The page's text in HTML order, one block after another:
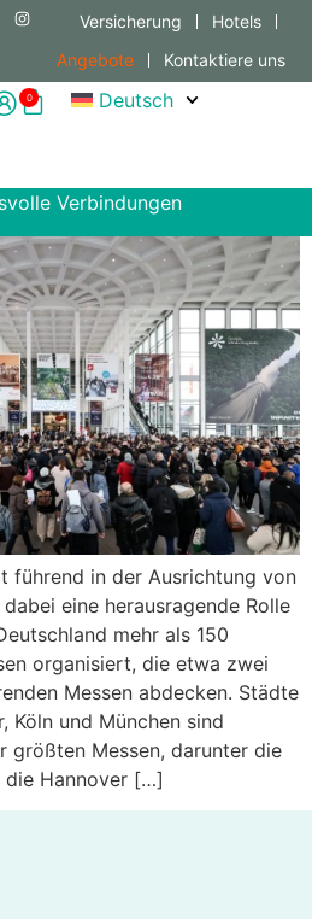
Versicherung
Hotels
Angebote
Kontaktiere uns
0 Deutsch
Verbindungen
führend in der Ausrichtung von
eine herausragende Rolle
mehr als 150
organisiert, die etwa zwei
Messen abdecken. Städte
Köln und München sind
größten Messen, darunter die
die Hannover […]